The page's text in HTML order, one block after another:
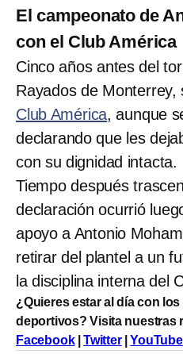
El campeonato de
con el Club América
Cinco años antes del
Rayados de Monterrey,
Club América, aunque
declarando que les
con su dignidad intacta.
Tiempo después
declaración ocurrió
apoyo a Antonio
retirar del plantel a un
la disciplina interna del
¿Quieres estar al día con
deportivos? Visita nuestras
Facebook|Twitter|YouTube